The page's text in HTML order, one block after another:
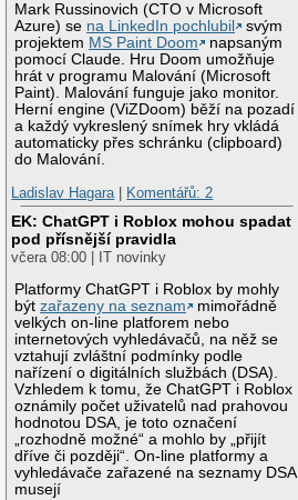
Mark Russinovich (CTO v Microsoft
Azure) se na LinkedIn pochlubil
svým
projektem MS Paint Doom
napsaným
pomocí Claude. Hru Doom umožňuje
hrát v programu Malování (Microsoft
Paint). Malování funguje jako monitor.
Herní engine (ViZDoom) běží na pozadí
a každý vykreslený snímek hry vkládá
automaticky přes schránku (clipboard)
do Malování.
Ladislav Hagara
Komentářů: 2
EK: ChatGPT i Roblox mohou spadat
pod přísnější pravidla
včera 08:00 | IT novinky
Platformy ChatGPT i Roblox by mohly
býtzařazeny na seznam
mimořádně
velkých on-line platforem nebo
internetových vyhledávačů, na něž se
vztahují zvláštní podmínky podle
nařízení o digitálních službách (DSA).
Vzhledem k tomu, že ChatGPT i Roblox
oznámily počet uživatelů nad prahovou
hodnotou DSA, je toto označení
„rozhodně možné“ a mohlo by „přijít
dříve či později“. On-line platformy a
vyhledávače zařazené na seznamy DSA
musejí